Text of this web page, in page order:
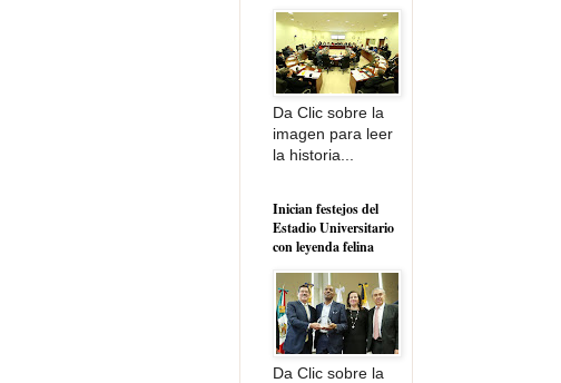
Da Clic sobre la
imagen para leer
la historia...
Inician festejos del
Estadio Universitario
con leyenda felina
Da Clic sobre la